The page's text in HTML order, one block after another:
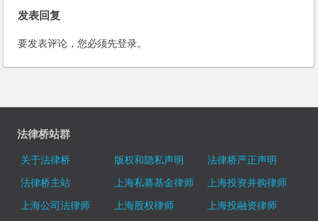
发表回复
要发表评论，您必须先登录。
法律桥站群
关于法律桥 版权和隐私声明
法律桥严正声明
法律桥主站
上海私募基金律师
上海投资并购律师
上海公司法律师
上海股权律师
上海投融资律师